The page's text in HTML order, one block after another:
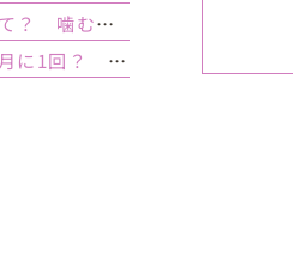
噛む力があるメリットって？ 噛む力が弱いとどうなるの？
歯科検診の頻度って何ヶ月に1回？ 定期検診って何するの？